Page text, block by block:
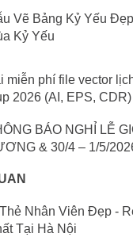
Vẽ Bảng Kỷ Yếu
Kỷ Yếu
miễn phí file vector
2026 (AI, EPS,
BÁO NGHỈ LỄ
& 30/4 – 1/5/
Thẻ Nhân Viên Đẹp -
Tại Hà Nội